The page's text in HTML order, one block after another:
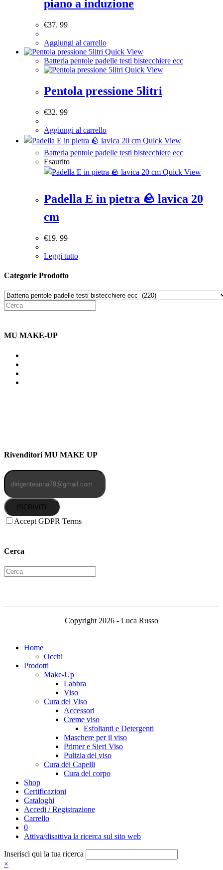
piano a induzione
€37. 99
Aggiungi al carrello
Quick View
Batteria pentole padelle testi bistecchiere ecc
Quick View
Pentola pressione 5litri
€32. 99
Aggiungi al carrello
Quick View
Batteria pentole padelle testi bistecchiere ecc
Esaurito
Quick View
Padella E in pietra 🪨 lavica 20
cm
€19. 99
Leggi tutto
Categorie Prodotto
MU MAKE-UP
Rivenditori MU MAKE UP
ISCRIVITI
Accept GDPR Terms
Cerca
Copyright 2026 - Luca Russo
Home
Occhi
Prodotti
Make-Up
Labbra
Viso
Cura del Viso
Accessori
Creme viso
Esfolianti e Detergenti
Maschere per il viso
Primer e Sieri Viso
Pulizia del viso
Cura dei Capelli
Cura del corpo
Shop
Certificazioni
Cataloghi
Accedi / Registrazione
Carrello
0
Attiva/disattiva la ricerca sul sito web
Inserisci qui la tua ricerca
×